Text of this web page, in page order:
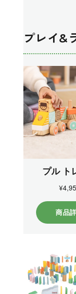
プレイ&